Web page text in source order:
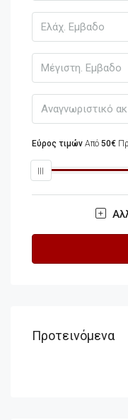
Εύρος τιμών Από 50€
Προτεινόμενα